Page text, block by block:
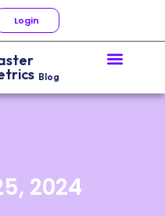
Login
Blog
2024